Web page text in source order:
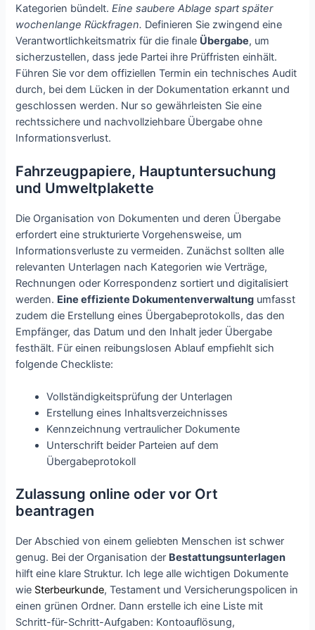
Kategorien bündelt.Eine saubere Ablage spart später
wochenlange Rückfragen. Definieren Sie zwingend eine
Verantwortlichkeitsmatrix für die finale Übergabe, um
sicherzustellen, dass jede Partei ihre Prüffristen einhält.
Führen Sie vor dem offiziellen Termin ein technisches Audit
durch, bei dem Lücken in der Dokumentation erkannt und
geschlossen werden. Nur so gewährleisten Sie eine
rechtssichere und nachvollziehbare Übergabe ohne
Informationsverlust.
Fahrzeugpapiere, Hauptuntersuchung
und Umweltplakette
Die Organisation von Dokumenten und deren Übergabe
erfordert eine strukturierte Vorgehensweise, um
Informationsverluste zu vermeiden. Zunächst sollten alle
relevanten Unterlagen nach Kategorien wie Verträge,
Rechnungen oder Korrespondenz sortiert und digitalisiert
werden. Eine effiziente Dokumentenverwaltung umfasst
zudem die Erstellung eines Übergabeprotokolls, das den
Empfänger, das Datum und den Inhalt jeder Übergabe
festhält. Für einen reibungslosen Ablauf empfiehlt sich
folgende Checkliste:
Vollständigkeitsprüfung der Unterlagen
Erstellung eines Inhaltsverzeichnisses
Kennzeichnung vertraulicher Dokumente
Unterschrift beider Parteien auf dem
Übergabeprotokoll
Zulassung online oder vor Ort
beantragen
Der Abschied von einem geliebten Menschen ist schwer
genug. Bei der Organisation der Bestattungsunterlagen
hilft eine klare Struktur. Ich lege alle wichtigen Dokumente
wie Sterbeurkunde, Testament und Versicherungspolicen in
einen grünen Ordner. Dann erstelle ich eine Liste mit
Schritt-für-Schritt-Aufgaben: Kontoauflösung,